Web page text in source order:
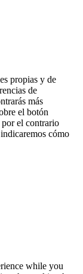
propias y de
de
más
el botón
por el contrario
cómo
while you